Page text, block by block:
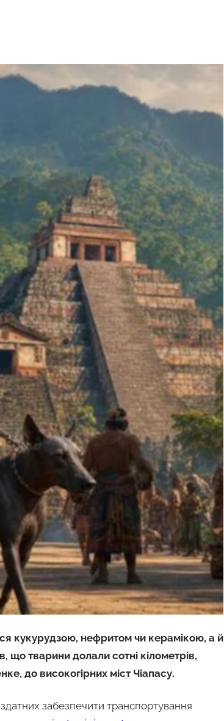
кукурудзою, нефритом чи керамікою, а й
що тварини долали сотні кілометрів,
до високогірних міст Чіапасу.
забезпечити транспортування